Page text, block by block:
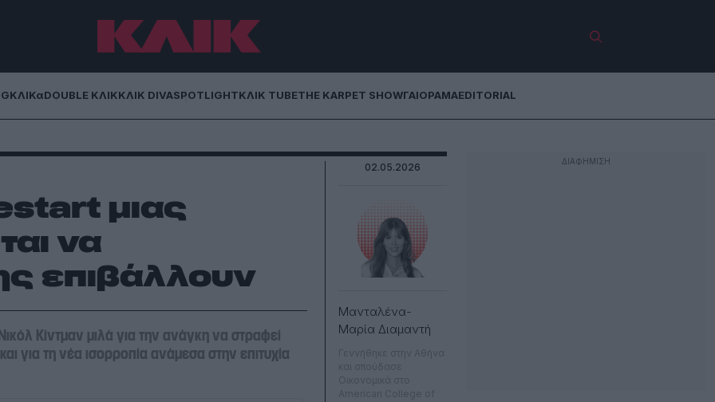
ΚΛΙΚαDOUBLE ΚΛΙΚΚΛΙΚ DIVASPOTLIGHTΚΛΙΚ TUBETHE KARPET SHOWΓΑΙΟΡΑΜΑEDITORIAL
μιας
να
επιβάλλουν
Κίντμαν μιλά για την ανάγκη να στραφεί
για τη νέα ισορροπία ανάμεσα στην επιτυχία
02.05.2026
Mανταλένα-
Μαρία Διαμαντή